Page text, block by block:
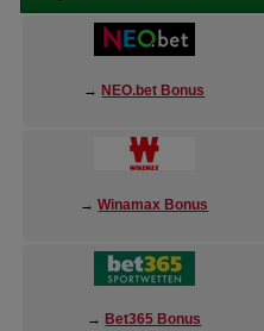
→ NEO.bet Bonus
→Winamax Bonus
→ Bet365 Bonus